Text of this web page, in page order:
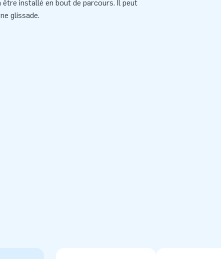
installé en bout de parcours. Il peut
glissade.